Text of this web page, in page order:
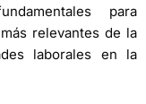
para
relevantes de la
laborales en la